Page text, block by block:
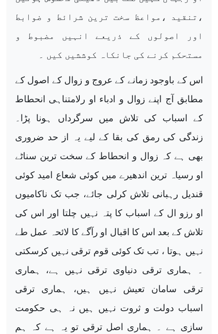
،تنقید ،مواعظ سخت ترین شرائط و ضوابط
اور اصولوں کے ذریعے انہیں مضبوط و
مستحکم کرنے کی جانکاہ کوششیں کیں ۔
اس کے باوجود زمانے کے عروج و زوال کے اصول کے
مطابق آج اپنے زوال و ادباء او رلامتناہی انحطاط
کے اسباب کی تلاش میں سرگرداں ہونا پڑا۔
زندگی کی رمق کی بقا کے لیے یہ از حد ضروری
بھی ہے کہ زوال و انحطاط کے سخت ترین سناٹے
او رسیاہ ترین اندھیرے میں کوئی شعاع امید کوئی
قندیل رہبانی تلاش کرلی جائے، جب تک ناکامیوں
او رزو ال کے اسباب کا پتہ نہیں چلتا اور اس کی
تلاش کے بعد اس کا اقبال او رآگے کا لائحہ عمل طے
نہیں ہوتا ، تب تک کوئی قوم ترقی نہیں کرسکتی
۔ ہماری ترقی دنیاوی ترقی نہیں ہے، ہماری
ترقی سامان تعیش نہیں ہیں، ہماری ترقی
اسباب دولت و ثروت نہیں ہیں نہ ہی حکومت
سازی ہے ۔ ہماری اصل ترقی تو یہ ہے کہ ہم